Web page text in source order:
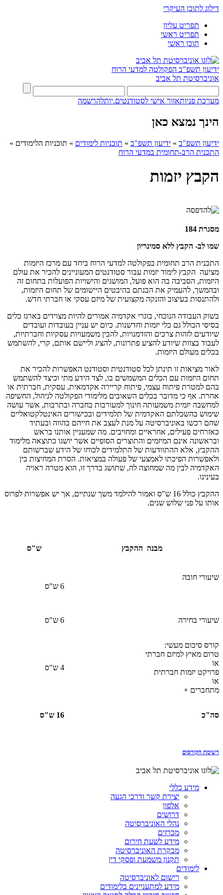
דילוג לתוכן העיקרי
תפריט עליון
תפריט ראשי
תוכן ראשי
ידיעון תשפ"ב הפקולטה למדעי הרוח
אוניברסיטת תל אביב
מערכת פניותאזור אישי לסטודנטים.יותלהרשמה
הינך נמצא כאן
ידיעון תשפ"ב » ידיעון תשפ"ב » תוכניות לימודים » תוכניות הלימודים »
התכנית הרב-תחומית במדעי הרוח
הקבץ יזמות
מסגרת 184
שמו לב- הקבץ ללא סמינריון
התכנית הרב תחומית בפקולטה למדעי הרוח ביחד עם מרכז היזמות
מציעה הקבץ לימוד יזמות עבור סטודנטים המעוניינים להכיר את עולם
היזמות, הסביבה בה הוא פועל, המושגים והישויות הפועלות בתחום זה
ובהמשך, להעמיק את הבנתם בהיבטים היישומים של תחום היזמות,
ולהתנסות בעיצוב והזנקה מקצועית של מיזם עסקי או חברתי חדש.
בשוק העבודה הנוכחי, בוגרי אקדמיה אמורים להיות מצוידים בארגז כלים
בסיסי הכולל גם כלי יזמות וחדשנות. כיום יש עניין בעובדות ועובדים
שיודעים לזהות צרכים והזדמנויות, להבין משמעויות עסקיות וחברתיות,
לעבוד בצוות שיודע להציע פתרונות, להציג וליישם אותם, קרי, להשתמש
בכלים מעולם היזמות.
לאור מציאות זו תינתן לכל סטודנטית וסטודנט האפשרות להכיר את
תחום היזמות עם הכלים המשמשים בו, לצד הידע מתי וכיצד להשתמש
בהם למטרת פיתוח עצמי, פיתוח קריירה אקדמאית, עסקית, חברתית או
אחרת. אף כי מדובר בכלים השאובים מלימודי הפקולטה לניהול, החשיפה
למחשבה יזמית משמעותה חינוך למעורבות בחברה ובתרבות, אשר עושה
שימוש בהשכלתם האקדמית של תלמידים ובכישורים האינטלקטואליים
שהם רכשו באוניברסיטה על מנת לעצב את חייהם בהווה ובעתיד
כאזרחים פעילים, אחראיים ומחויבים. מה שמעניין אותנו בראש
ובראשונה אינם המיזמים והתוצרים הסופיים אשר יושגו כתוצאה מלימוד
ההקבץ, אלא ההתוודעות של התלמידים לכוחו של הידע שברשותם
ולאפשרות הפיכתו לאמצעי של פעולה במציאות. הסרת המחיצות בין
האקדמיה לבין מה שמחוצה לה, שתושג בדרך זו, הוא מטרה ראויה
בעינינו.
ההקבץ כולל 16 ש"ס ואמור להילמד משך שנתיים, אך יש אפשרות לפרוס
אותו על פני שלוש שנים.
מבנה ההקבץ ש"ס
שיעורי חובה
6 ש"ס
שיעורי בחירה 6 ש"ס
קורס סיכום מעשי:
טרום מאיץ למיזם חברתי
או
פרויקט יזמות חברתית
או
מתחברים +
4 ש"ס
סה"כ 16 ש"ס
רשימת הקורסים
מידע כללי
יצירת קשר ודרכי הגעה
אלפון
דרושים
נהלי האוניברסיטה
מכרזים
מידע לשעת חירום
מבקרת האוניברסיטה
תקנון משמעת ופסקי דין
לימודים
רישום לאוניברסיטה
מידע למתעניינים בלימודים